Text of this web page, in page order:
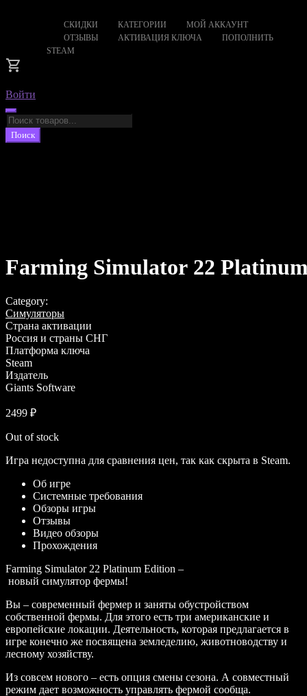
СКИДКИ КАТЕГОРИИ
МОЙ АККАУНТ
ОТЗЫВЫ
АКТИВАЦИЯ КЛЮЧА
ПОПОЛНИТЬ
STEAM
Войти
Поиск
товаров
Поиск
Farming Simulator 22
Category:
Симуляторы
Страна активации
Россия и страны СНГ
Платформа ключа
Steam
Издатель
Giants Software
2499 ₽
Out of stock
Игра недоступна для сравнения цен, так как скрыта в Steam.
Об игре
Системные требования
Обзоры игры
Отзывы
Видео обзоры
Прохождения
Farming Simulator 22 Platinum Edition –
новый симулятор фермы!
Вы – современный фермер и заняты обустройством
собственной фермы. Для этого есть три американские и
европейские локации. Деятельность, которая предлагается в
игре конечно же посвящена земледелию, животноводству и
лесному хозяйству.
Из совсем нового – есть опция смены сезона. А совместный
режим дает возможность управлять фермой сообща.